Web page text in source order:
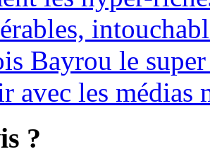
Bayrou le
avec les médias
?